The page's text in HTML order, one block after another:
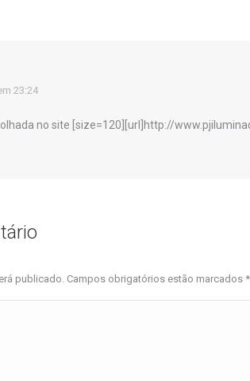
23:24
no site [size=120][url]http://
publicado. Campos obrigatórios estão marcados *